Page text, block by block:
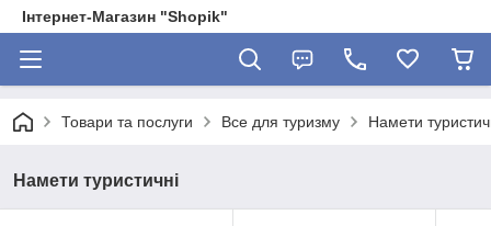
Інтернет-Магазин "Shopik"
Товари та послуги Все для туризму Намети
Намети туристичні